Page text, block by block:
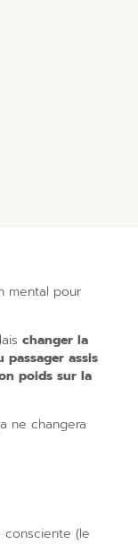
mental pour
changer la
passager assis
poids sur la
ne changera
consciente (le